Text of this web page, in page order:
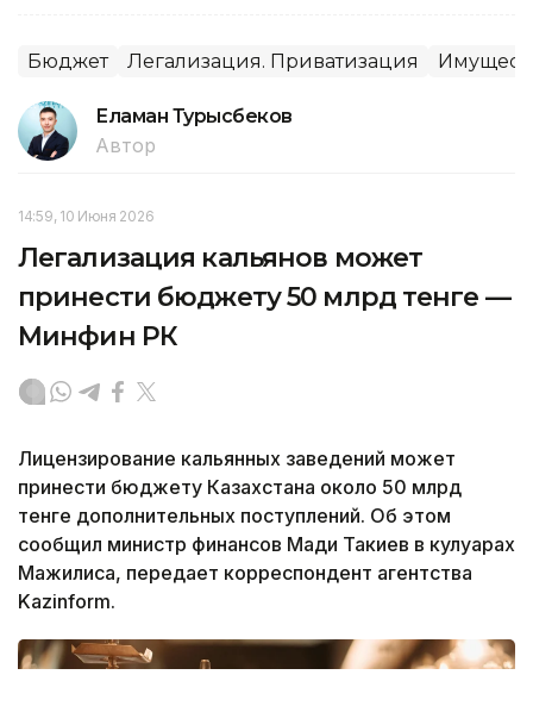
Бюджет Легализация. Приватизация
Еламан Турысбеков
Автор
14:59, 10 Июня 2026
Легализация кальянов может
принести бюджету 50 млрд тенге —
Минфин РК
Лицензирование кальянных заведений может
принести бюджету Казахстана около 50 млрд
тенге дополнительных поступлений. Об этом
сообщил министр финансов Мади Такиев в кулуарах
Мажилиса, передает корреспондент агентства
Kazinform.